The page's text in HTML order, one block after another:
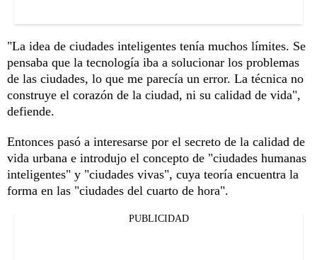
"La idea de ciudades inteligentes tenía muchos límites. Se
pensaba que la tecnología iba a solucionar los problemas
de las ciudades, lo que me parecía un error. La técnica no
construye el corazón de la ciudad, ni su calidad de vida",
defiende.
Entonces pasó a interesarse por el secreto de la calidad de
vida urbana e introdujo el concepto de "ciudades humanas
inteligentes" y "ciudades vivas", cuya teoría encuentra la
forma en las "ciudades del cuarto de hora".
PUBLICIDAD